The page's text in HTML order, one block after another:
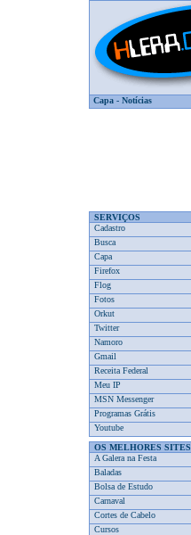
Capa - Notícias
SERVIÇOS
Cadastro
Busca
Capa
Firefox
Flog
Fotos
Orkut
Twitter
Namoro
Gmail
Receita Federal
Meu IP
MSN Messenger
Programas Grátis
Youtube
OS MELHORES SITES
A Galera na Festa
Baladas
Bolsa de Estudo
Carnaval
Cortes de Cabelo
Cursos